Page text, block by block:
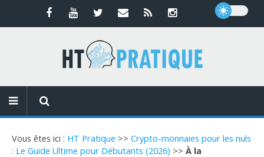
Vous êtes ici : HT Pratique >> Crypto-monnaies pour les nuls
: Le Guide Ultime pour Débutants (2026) >> À la